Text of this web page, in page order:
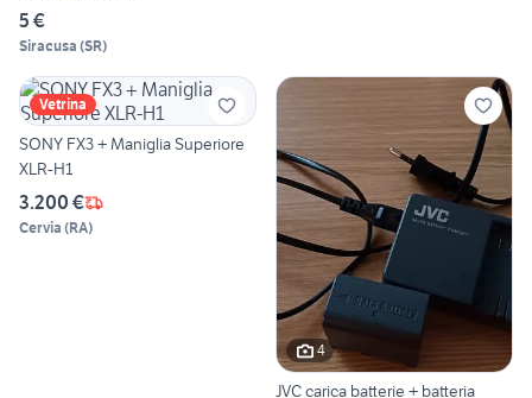
5 €
Siracusa (SR)
Vetrina
SONY FX3 + Maniglia Superiore
XLR-H1
3.200 €
Cervia (RA)
4
JVC carica batterie + batteria